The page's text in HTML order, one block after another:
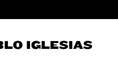
IGLESIAS